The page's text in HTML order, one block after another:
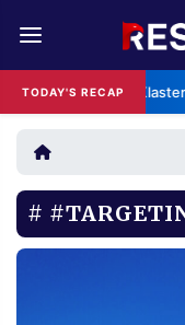
TODAY'S RECAP
REDAKSI
RESOLUSI
RUBRIKASI
EDITORIAL